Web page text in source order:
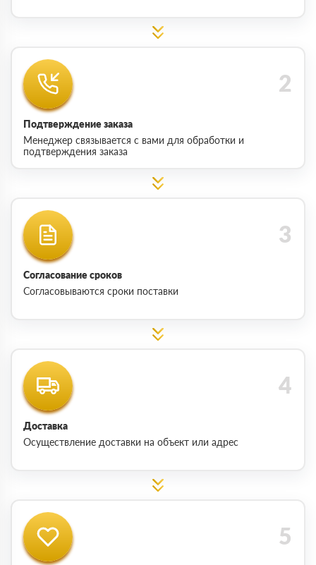
Подтверждение заказа
Менеджер связывается с вами для обработки и
подтверждения заказа
Согласование сроков
Согласовываются сроки поставки
Доставка
Осуществление доставки на объект или адрес